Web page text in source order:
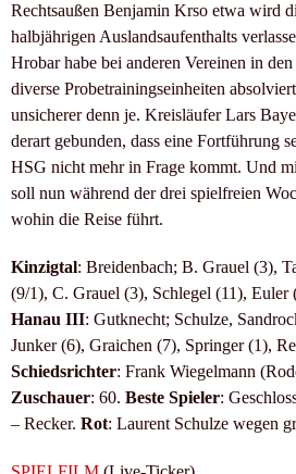
Rechtsaußen Benjamin Krso etwa wird
halbjährigen Auslandsaufenthalts
Hrobar habe bei anderen Vereinen in
diverse Probetrainingseinheiten
unsicherer denn je. Kreisläufer Lars
derart gebunden, dass eine Fortführung
HSG nicht mehr in Frage kommt. Und
soll nun während der drei spielfreien
wohin die Reise führt.
Kinzigtal: Breidenbach; B. Grauel (3),
(9/1), C. Grauel (3), Schlegel (11), Euler
Hanau III: Gutknecht; Schulze,
Junker (6), Graichen (7), Springer (1),
Schiedsrichter: Frank Wiegelmann
Zuschauer: 60. Beste Spieler:
– Recker. Rot: Laurent Schulze wegen